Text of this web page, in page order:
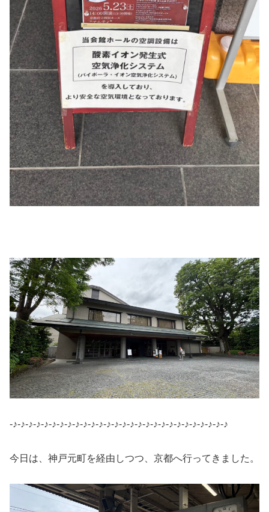
-♪-♪-♪-♪-♪-♪-♪-♪-♪-♪-♪-♪-♪-♪-♪-♪-♪-♪-♪-♪-♪-♪-♪-♪-♪-♪-♪-♪
今日は、神戸元町を経由しつつ、京都へ行ってきました。